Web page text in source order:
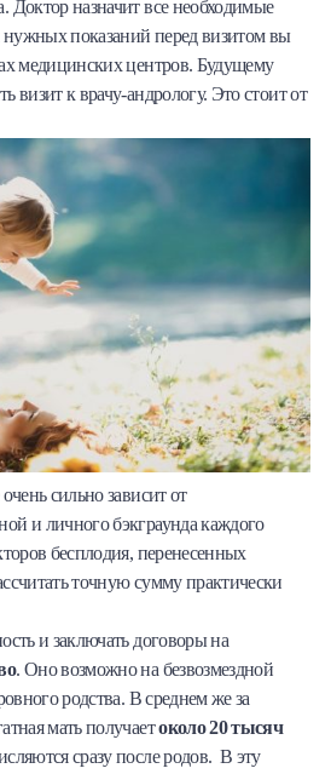
Доктор назначит все необходимые
нужных показаний перед визитом вы
медицинских центров. Будущему
визит к врачу-андрологу. Это стоит от
сильно зависит от
и личного бэкграунда каждого
бесплодия, перенесенных
точную сумму практически
и заключать договоры на
. Оно возможно на безвозмездной
родства. В среднем же за
мать получаетоколо 20 тысяч
сразу после родов. В эту